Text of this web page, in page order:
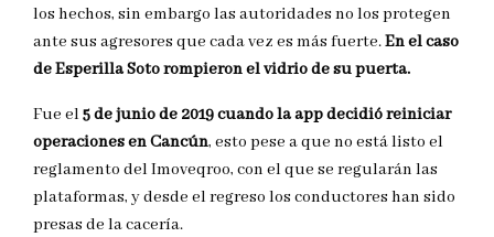
los hechos, sin embargo las autoridades no los protegen
ante sus agresores que cada vez es más fuerte.En el caso
de Esperilla Soto rompieron el vidrio de su puerta.
Fue el5 de junio de 2019 cuando la app decidió reiniciar
operaciones en Cancún, esto pese a que no está listo el
reglamento del Imoveqroo, con el que se regularán las
plataformas, y desde el regreso los conductores han sido
presas de la cacería.